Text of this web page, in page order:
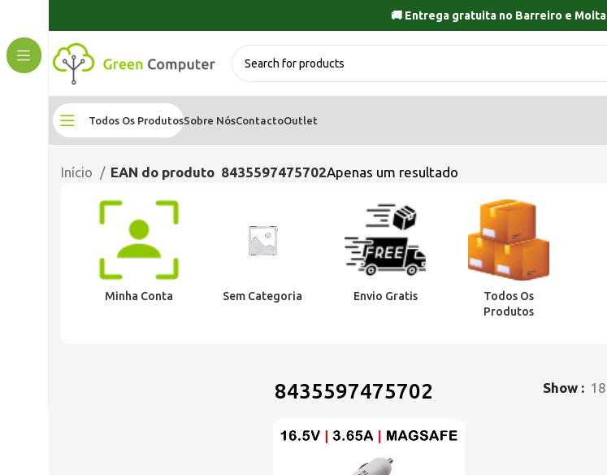
🚚 Entrega gratuita no Barreiro e Moita
Todos Os ProdutosSobre NósContactoOutlet
Início EAN do produto 8435597475702Apenas um resultado
Minha Conta Sem Categoria Envio Gratis
Todos Os
Produtos
8435597475702 Show 18